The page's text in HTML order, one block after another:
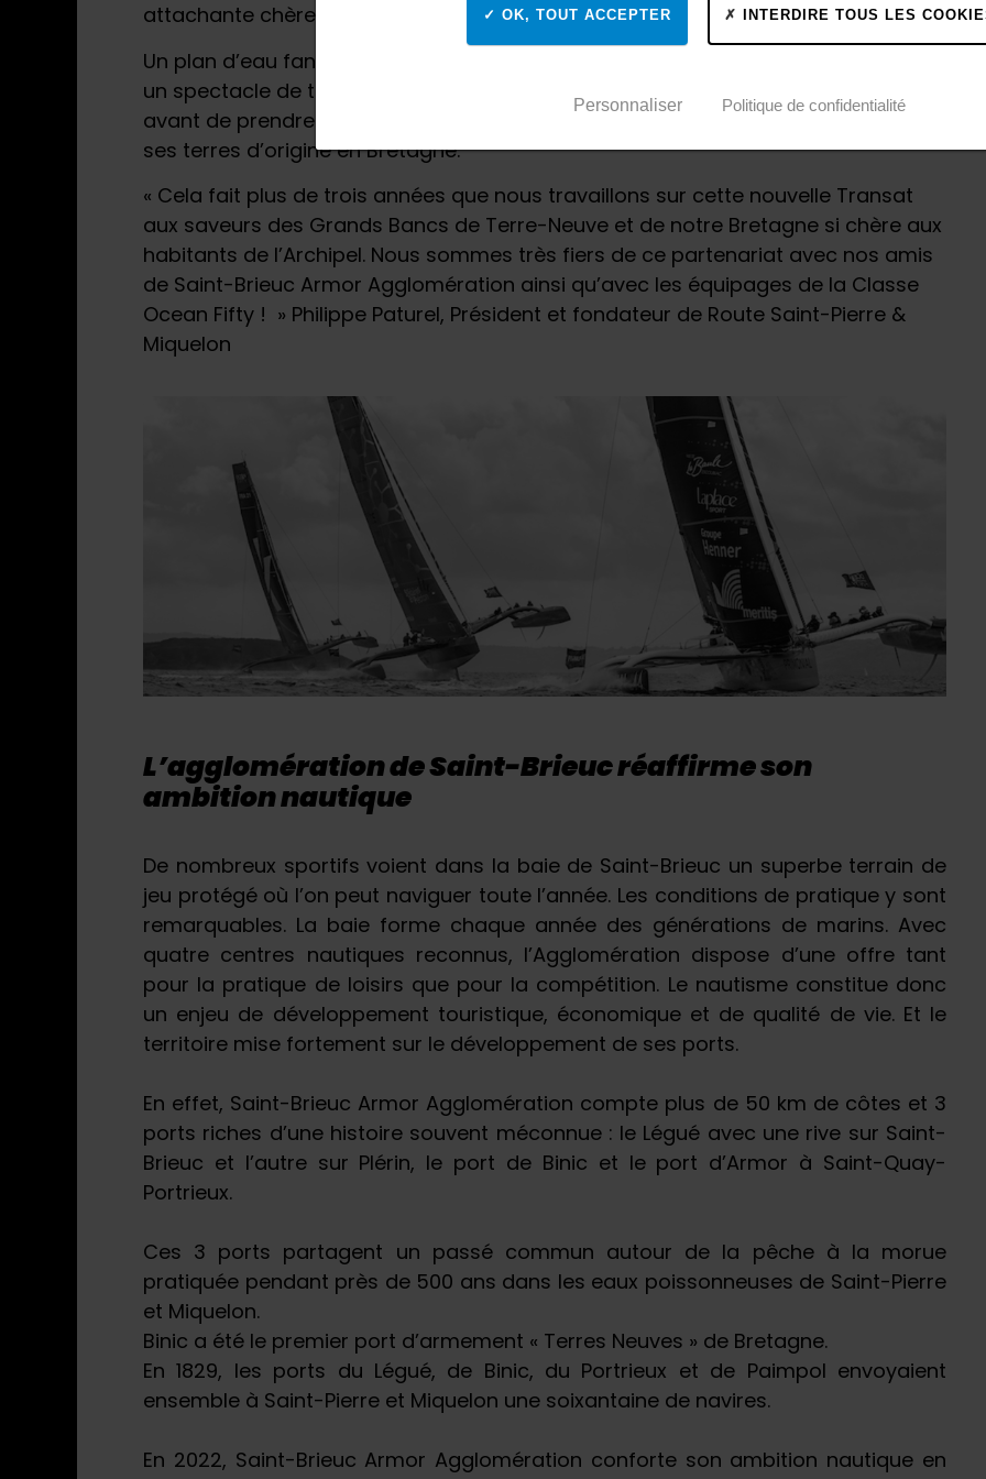
attachante chère aux marins passionnés.
Un plan d’eau fantastique pour la flotte d’exception des Ocean Fifty, qui offriront
un spectacle de toute beauté au large des côtes de Saint Pierre et Miquelon
avant de prendre le départ de la ROUTE des TERRE-NEUVAS pour Saint-Brieuc et
ses terres d’origine en Bretagne.
« Cela fait plus de trois années que nous travaillons sur cette nouvelle Transat
aux saveurs des Grands Bancs de Terre-Neuve et de notre Bretagne si chère aux
habitants de l’Archipel. Nous sommes très fiers de ce partenariat avec nos amis
de Saint-Brieuc Armor Agglomération ainsi qu’avec les équipages de la Classe
Ocean Fifty ! » Philippe Paturel, Président et fondateur de Route Saint-Pierre &
Miquelon
L’agglomération de Saint-Brieuc réaffirme son
ambition nautique
De nombreux sportifs voient dans la baie de Saint-Brieuc un superbe terrain de
jeu protégé où l’on peut naviguer toute l’année. Les conditions de pratique y sont
remarquables. La baie forme chaque année des générations de marins. Avec
quatre centres nautiques reconnus, l’Agglomération dispose d’une offre tant
pour la pratique de loisirs que pour la compétition. Le nautisme constitue donc
un enjeu de développement touristique, économique et de qualité de vie. Et le
territoire mise fortement sur le développement de ses ports.
En effet, Saint-Brieuc Armor Agglomération compte plus de 50 km de côtes et 3
ports riches d’une histoire souvent méconnue : le Légué avec une rive sur Saint-
Brieuc et l’autre sur Plérin, le port de Binic et le port d’Armor à Saint-Quay-
Portrieux.
Ces 3 ports partagent un passé commun autour de la pêche à la morue
pratiquée pendant près de 500 ans dans les eaux poissonneuses de Saint-Pierre
et Miquelon.
Binic a été le premier port d’armement « Terres Neuves » de Bretagne.
En 1829, les ports du Légué, de Binic, du Portrieux et de Paimpol envoyaient
ensemble à Saint-Pierre et Miquelon une soixantaine de navires.
En 2022, Saint-Brieuc Armor Agglomération conforte son ambition nautique en
OK, TOUT ACCEPTER INTERDIRE TOUS LES
Personnaliser Politique de confidentialité